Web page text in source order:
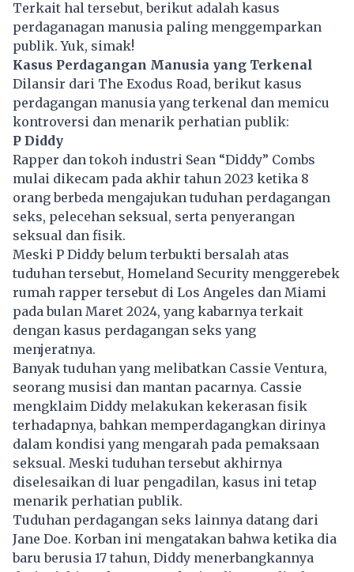
Terkait hal tersebut, berikut adalah kasus
perdaganagan manusia paling menggemparkan
publik. Yuk, simak!
Kasus Perdagangan Manusia yang Terkenal
Dilansir dari The Exodus Road, berikut kasus
perdagangan manusia yang terkenal dan memicu
kontroversi dan menarik perhatian publik:
P Diddy
Rapper dan tokoh industri Sean “Diddy” Combs
mulai dikecam pada akhir tahun 2023 ketika 8
orang berbeda mengajukan tuduhan perdagangan
seks, pelecehan seksual, serta penyerangan
seksual dan fisik.
Meski P Diddy belum terbukti bersalah atas
tuduhan tersebut, Homeland Security menggerebek
rumah rapper tersebut di Los Angeles dan Miami
pada bulan Maret 2024, yang kabarnya terkait
dengan kasus perdagangan seks yang
menjeratnya.
Banyak tuduhan yang melibatkan Cassie Ventura,
seorang musisi dan mantan pacarnya. Cassie
mengklaim Diddy melakukan kekerasan fisik
terhadapnya, bahkan memperdagangkan dirinya
dalam kondisi yang mengarah pada pemaksaan
seksual. Meski tuduhan tersebut akhirnya
diselesaikan di luar pengadilan, kasus ini tetap
menarik perhatian publik.
Tuduhan perdagangan seks lainnya datang dari
Jane Doe. Korban ini mengatakan bahwa ketika dia
baru berusia 17 tahun, Diddy menerbangkannya